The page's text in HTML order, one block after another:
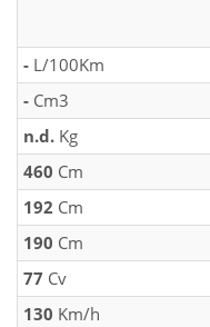
- L/100Km
- Cm3
n.d. Kg
460 Cm
192 Cm
190 Cm
77 Cv
130 Km/h